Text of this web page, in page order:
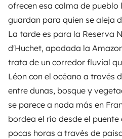
ofrecen esa calma de pueblo
guardan para quien se aleja
La tarde es para la Reserva
d'Huchet, apodada la
trata de un corredor fluvial
Léon con el océano a través
entre dunas, bosque y
se parece a nada más en
bordea el río desde el puente
pocas horas a través de